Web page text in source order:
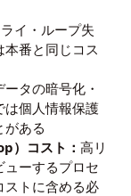
イ・ループ失
番と同じコス
ータの暗号化・
は個人情報保護
がある
）コスト：高リ
ーするプロセ
ストに含める必